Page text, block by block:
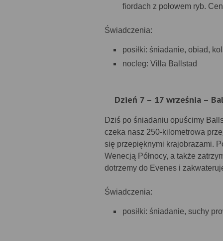
fiordach z połowem ryb.
Świadczenia:
posiłki: śniadanie, obiad,
nocleg: Villa Ballstad
Dzień 7 – 17 września –
Dziś po śniadaniu opuścimy
czeka nasz 250-kilometrowa
się przepięknymi krajobrazami.
Wenecją Północy, a także
dotrzemy do Evenes i
Świadczenia:
posiłki: śniadanie, suchy